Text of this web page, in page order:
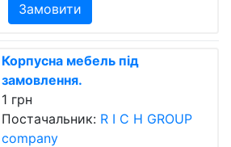
Замовити
Корпусна мебель під
замовлення.
1 грн
Постачальник: R I C H GROUP
company